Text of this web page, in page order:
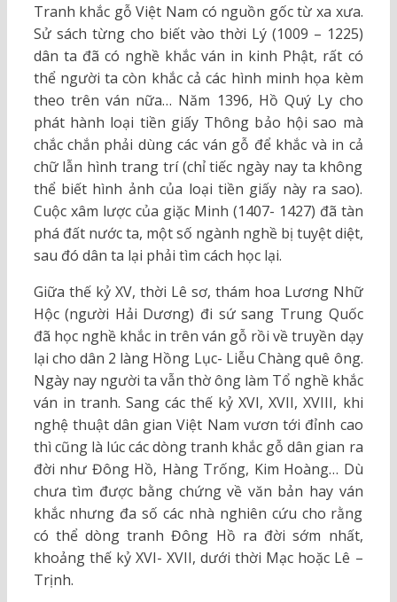
Tranh khắc gỗ Việt Nam có nguồn gốc từ xa xưa.
Sử sách từng cho biết vào thời Lý (1009 – 1225)
dân ta đã có nghề khắc ván in kinh Phật, rất có
thể người ta còn khắc cả các hình minh họa kèm
theo trên ván nữa… Năm 1396, Hồ Quý Ly cho
phát hành loại tiền giấy Thông bảo hội sao mà
chắc chắn phải dùng các ván gỗ để khắc và in cả
chữ lẫn hình trang trí (chỉ tiếc ngày nay ta không
thể biết hình ảnh của loại tiền giấy này ra sao).
Cuộc xâm lược của giặc Minh (1407- 1427) đã tàn
phá đất nước ta, một số ngành nghề bị tuyệt diệt,
sau đó dân ta lại phải tìm cách học lại.
Giữa thế kỷ XV, thời Lê sơ, thám hoa Lương Nhữ
Hộc (người Hải Dương) đi sứ sang Trung Quốc
đã học nghề khắc in trên ván gỗ rồi về truyền dạy
lại cho dân 2 làng Hồng Lục- Liễu Chàng quê ông.
Ngày nay người ta vẫn thờ ông làm Tổ nghề khắc
ván in tranh. Sang các thế kỷ XVI, XVII, XVIII, khi
nghệ thuật dân gian Việt Nam vươn tới đỉnh cao
thì cũng là lúc các dòng tranh khắc gỗ dân gian ra
đời như Đông Hồ, Hàng Trống, Kim Hoàng… Dù
chưa tìm được bằng chứng về văn bản hay ván
khắc nhưng đa số các nhà nghiên cứu cho rằng
có thể dòng tranh Đông Hồ ra đời sớm nhất,
khoảng thế kỷ XVI- XVII, dưới thời Mạc hoặc Lê –
Trịnh.